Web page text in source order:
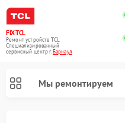
FIX-TCL
Ремонт устройств TCL
Специализированный
cервисный центр г.Барнаул
Мы ремонтируем